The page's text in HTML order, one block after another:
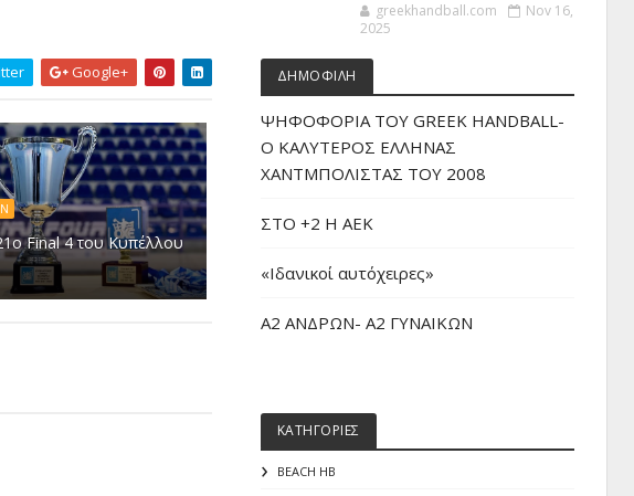
Google+
Final 4 του Κυπέλλου
greekhandball.com
Nov 16,
2025
ΔΗΜΟΦΙΛΗ
ΨΗΦΟΦΟΡΙΑ ΤΟΥ GREEK HANDBALL-
O ΚΑΛΥΤΕΡΟΣ ΕΛΛΗΝΑΣ
ΧΑΝΤΜΠΟΛΙΣΤΑΣ ΤΟΥ 2008
ΣΤΟ +2 Η ΑΕΚ
«Iδανικοί αυτόχειρες»
Α2 ΑΝΔΡΩΝ- Α2 ΓΥΝΑΙΚΩΝ
ΚΑΤΗΓΟΡΙΕΣ
BEACH HB